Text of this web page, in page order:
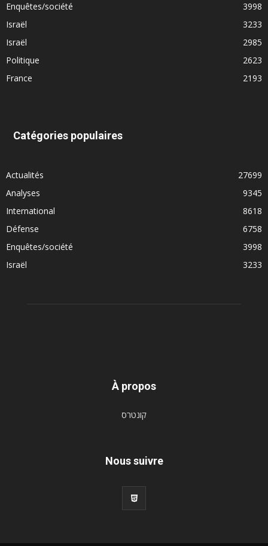
Enquêtes/société
3998
Israël
3233
Israël
2985
Politique
2623
France
2193
Catégories populaires
Actualités
27699
Analyses
9345
International
8618
Défense
6758
Enquêtes/société
3998
Israël
3233
À propos
קונטרס
Nous suivre